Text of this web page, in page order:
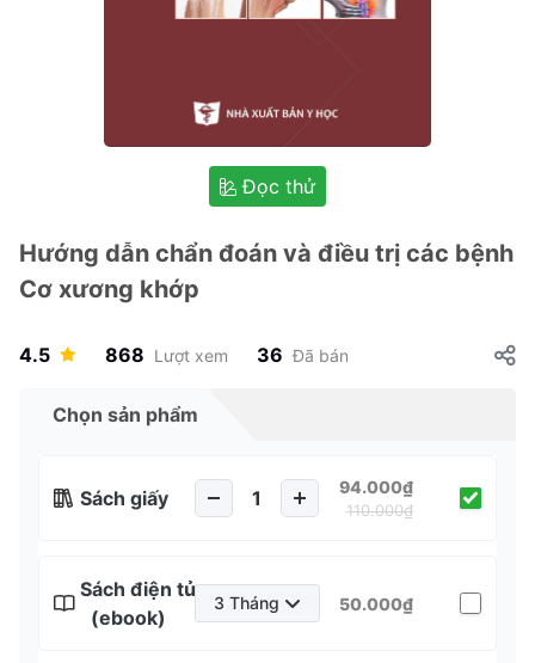
Đọc thử
Hướng dẫn chẩn đoán và điều trị các bệnh
Cơ xương khớp
4.5 868 Lượt xem 36 Đã bán
Chọn sản phẩm
Sách giấy 94.000₫
110.000₫
Sách điện tử
(ebook)
3 Tháng 50.000₫